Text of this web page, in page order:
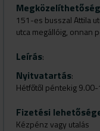
Megközelíthetőség
151-es busszal Attila
utca megállóig, onnan
Leírás:
Nyitvatartás:
Hétfőtől péntekig
Fizetési
Kézpénz vagy utalás